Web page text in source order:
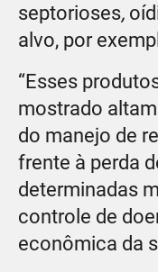
septorioses,
alvo, por
“Esses
mostrado
do manejo de
frente à perda
determinadas
controle de
econômica da